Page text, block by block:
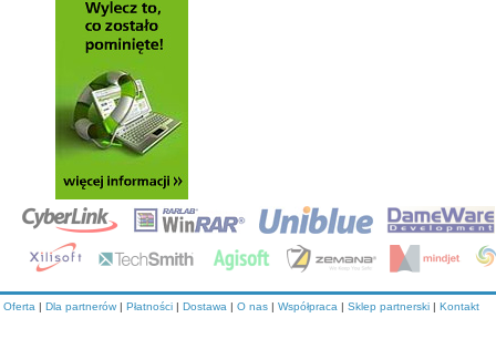
Oferta | Dla partnerów | Płatności | Dostawa | O nas | Współpraca | Sklep partnerski | Kontakt